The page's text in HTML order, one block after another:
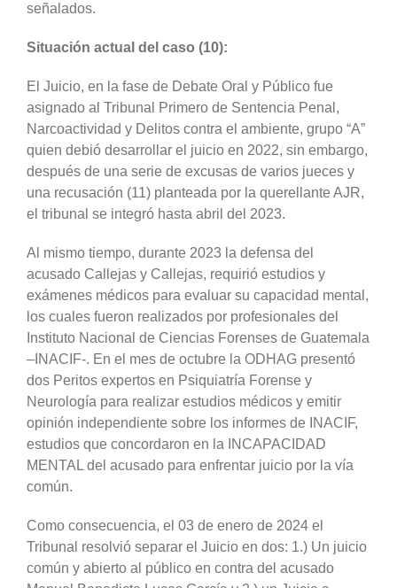
señalados.
Situación actual del caso (10):
El Juicio, en la fase de Debate Oral y Público fue
asignado al Tribunal Primero de Sentencia Penal,
Narcoactividad y Delitos contra el ambiente, grupo “A”
quien debió desarrollar el juicio en 2022, sin embargo,
después de una serie de excusas de varios jueces y
una recusación (11) planteada por la querellante AJR,
el tribunal se integró hasta abril del 2023.
Al mismo tiempo, durante 2023 la defensa del
acusado Callejas y Callejas, requirió estudios y
exámenes médicos para evaluar su capacidad mental,
los cuales fueron realizados por profesionales del
Instituto Nacional de Ciencias Forenses de Guatemala
–INACIF-. En el mes de octubre la ODHAG presentó
dos Peritos expertos en Psiquiatría Forense y
Neurología para realizar estudios médicos y emitir
opinión independiente sobre los informes de INACIF,
estudios que concordaron en la INCAPACIDAD
MENTAL del acusado para enfrentar juicio por la vía
común.
Como consecuencia, el 03 de enero de 2024 el
Tribunal resolvió separar el Juicio en dos: 1.) Un juicio
común y abierto al público en contra del acusado